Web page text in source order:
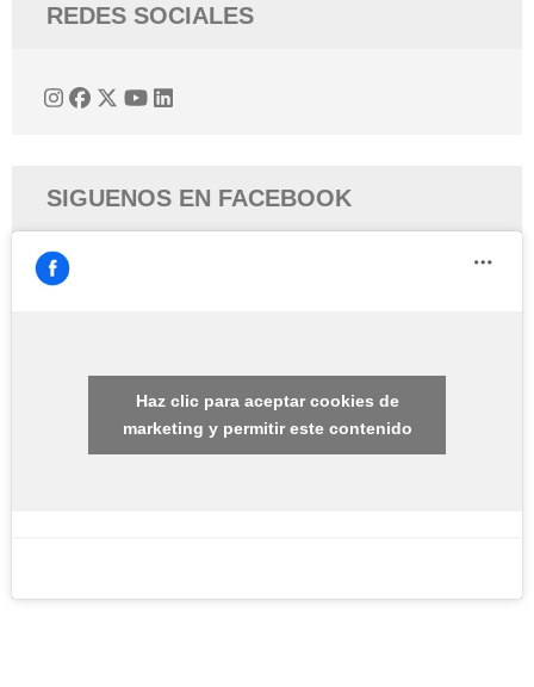
REDES SOCIALES
SIGUENOS EN FACEBOOK
Haz clic para aceptar cookies de
marketing y permitir este contenido